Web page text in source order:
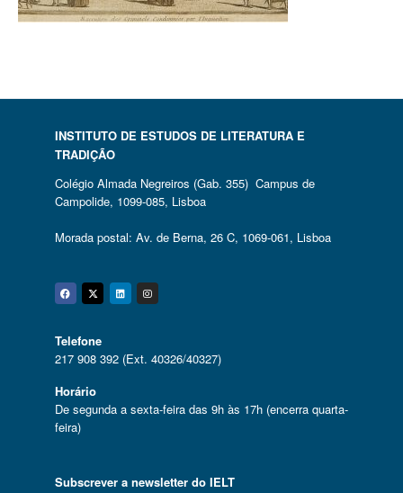
INSTITUTO DE ESTUDOS DE LITERATURA E
TRADIÇÃO
Colégio Almada Negreiros (Gab. 355) Campus de
Campolide, 1099-085, Lisboa
Morada postal: Av. de Berna, 26 C, 1069-061, Lisboa
Facebook
Twitter
Linkedin
Instagram
Telefone
217 908 392 (Ext. 40326/40327)
Horário
De segunda a sexta-feira das 9h às 17h (encerra quarta-
feira)
Subscrever a newsletter do IELT